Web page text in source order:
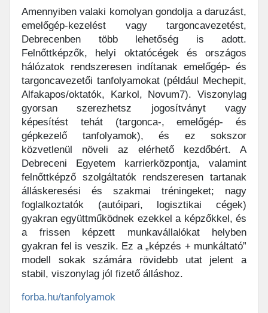
Amennyiben valaki komolyan gondolja a daruzást,
emelőgép-kezelést vagy targoncavezetést,
Debrecenben több lehetőség is adott.
Felnőttképzők, helyi oktatócégek és országos
hálózatok rendszeresen indítanak emelőgép- és
targoncavezetői tanfolyamokat (például Mechepit,
Alfakapos/oktatók, Karkol, Novum7). Viszonylag
gyorsan szerezhetsz jogosítványt vagy
képesítést tehát (targonca-, emelőgép- és
gépkezelő tanfolyamok), és ez sokszor
közvetlenül növeli az elérhető kezdőbért. A
Debreceni Egyetem karrierközpontja, valamint
felnőttképző szolgáltatók rendszeresen tartanak
álláskeresési és szakmai tréningeket; nagy
foglalkoztatók (autóipari, logisztikai cégek)
gyakran együttműködnek ezekkel a képzőkkel, és
a frissen képzett munkavállalókat helyben
gyakran fel is veszik. Ez a „képzés + munkáltató”
modell sokak számára rövidebb utat jelent a
stabil, viszonylag jól fizető álláshoz.
forba.hu/tanfolyamok